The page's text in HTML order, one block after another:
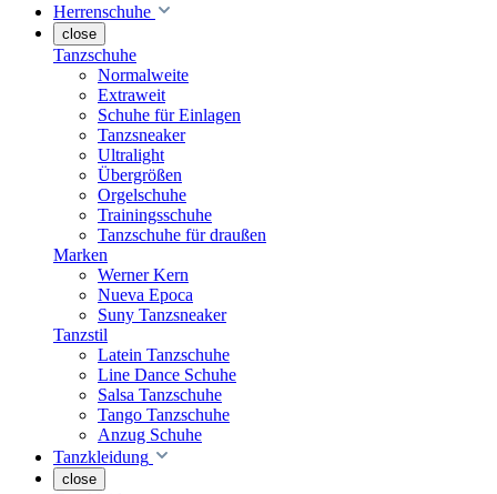
Herrenschuhe
close
Tanzschuhe
Normalweite
Extraweit
Schuhe für Einlagen
Tanzsneaker
Ultralight
Übergrößen
Orgelschuhe
Trainingsschuhe
Tanzschuhe für draußen
Marken
Werner Kern
Nueva Epoca
Suny Tanzsneaker
Tanzstil
Latein Tanzschuhe
Line Dance Schuhe
Salsa Tanzschuhe
Tango Tanzschuhe
Anzug Schuhe
Tanzkleidung
close